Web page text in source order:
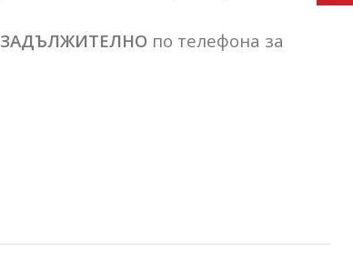
ЗАДЪЛЖИТЕЛНОпо телефона за